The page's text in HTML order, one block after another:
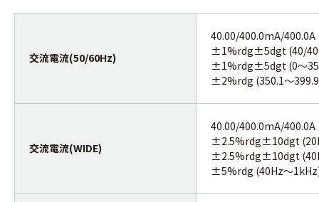
交流電流(50/60Hz)
40.00/400.0mA/400.0A
±1%rdg±5dgt (40/
±1%rdg±5dgt (0～
±2%rdg (350.1～
交流電流(WIDE)
40.00/400.0mA/400.0A
±2.5%rdg±10dgt
±2.5%rdg±10dgt
±5%rdg (40Hz～